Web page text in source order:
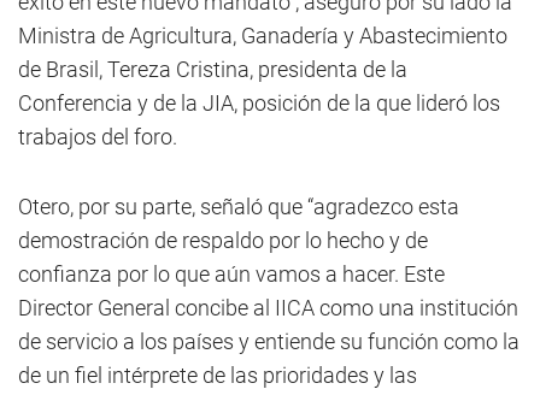
Ministra de Agricultura, Ganadería y Abastecimiento
de Brasil, Tereza Cristina, presidenta de la
Conferencia y de la JIA, posición de la que lideró los
trabajos del foro.
Otero, por su parte, señaló que “agradezco esta
demostración de respaldo por lo hecho y de
confianza por lo que aún vamos a hacer. Este
Director General concibe al IICA como una institución
de servicio a los países y entiende su función como la
de un fiel intérprete de las prioridades y las